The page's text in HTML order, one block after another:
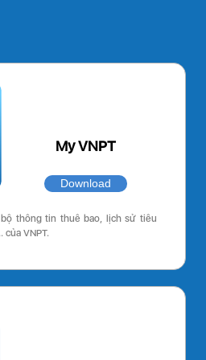
My VNPT
Download
thông tin thuê bao, lịch sử tiêu
VNPT.